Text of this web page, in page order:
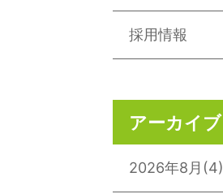
採用情報
アーカイブ
2026年8月 (4)